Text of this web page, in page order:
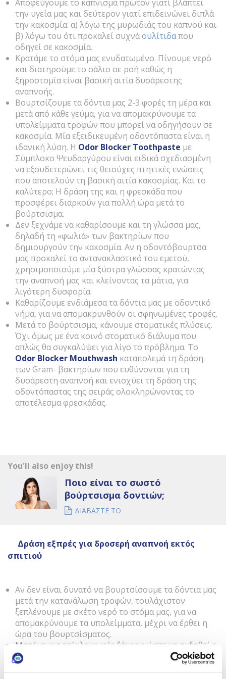
Αποφεύγουμε το κάπνισμα πρώτον γιατί βλάπτει
την υγεία μας και δεύτερον γιατί επιδεινώνει διπλά
την κακοσμία: α) λόγω της μυρωδιάς του καπνού και
β) λόγω του ότι προκαλεί συχνάουλίτιδαπου
οδηγεί σε κακοσμία.
Κρατάμε το στόμα μας ενυδατωμένο. Πίνουμε νερό
και διατηρούμε το σάλιο σε ροή καθώς η
ξηροστομία είναι βασική αιτία δυσάρεστης
αναπνοής.
Βουρτσίζουμε τα δόντια μας 2-3 φορές τη μέρα και
μετά από κάθε γεύμα, για να απομακρύνουμε τα
υπολείμματα τροφών που μπορεί να οδηγήσουν σε
κακοσμία. Μία εξειδικευμένη οδοντόπαστα είναι η
ιδανική λύση. Η Odor Blocker Toothpaste με
Σύμπλοκο Ψευδαργύρου είναι ειδικά σχεδιασμένη
να εξουδετερώνει τις θειούχες πτητικές ενώσεις
που αποτελούν τη βασική αιτία κακοσμίας. Και το
καλύτερο; Η δράση της και η φρεσκάδα που
προσφέρει διαρκούν για πολλή ώρα μετά το
βούρτσισμα.
Δεν ξεχνάμε να καθαρίσουμε και τη γλώσσα μας,
δηλαδή τη «φωλιά» των βακτηρίων που
δημιουργούν την κακοσμία. Αν η οδοντόβουρτσα
μας προκαλεί το αντανακλαστικό του εμετού,
χρησιμοποιούμε μία ξύστρα γλώσσας κρατώντας
την αναπνοή μας και κλείνοντας τα μάτια, για
λιγότερη δυσφορία.
Καθαρίζουμε ενδιάμεσα τα δόντια μας με οδοντικό
νήμα, για να απομακρυνθούν οι σφηνωμένες τροφές.
Μετά το βούρτσισμα, κάνουμε στοματικές πλύσεις.
Όχι όμως με ένα κοινό στοματικό διάλυμα που
απλώς θα συγκαλύψει για λίγο το πρόβλημα. To
Odor Blocker Mouthwash καταπολεμά τη δράση
των Gram- βακτηρίων που ευθύνονται για τη
δυσάρεστη αναπνοή και ενισχύει τη δράση της
οδοντόπαστας της σειράς ολοκληρώνοντας το
αποτέλεσμα φρεσκάδας.
You'll also enjoy this!
Ποιο είναι το σωστό
βούρτσισμα δοντιών;
ΔΙΑΒΑΣΤΕ ΤΟ
Δράση εξπρές για δροσερή αναπνοή εκτός
σπιτιού
Αν δεν είναι δυνατό να βουρτσίσουμε τα δόντια μας
μετά την κατανάλωση τροφών, τουλάχιστον
ξεπλένουμε με σκέτο νερό το στόμα μας, για να
απομακρύνουμε τα υπολείμματα, μέχρι να έρθει η
ώρα του βουρτσίσματος.
Μασάμε μια τσίχλα χωρίς ζάχαρη ώστε να αυξηθεί η
παραγωγή σάλιου, να ενυδατωθεί το στόμα και να
νιώσουμε μια αίσθηση προσωρινής φρεσκάδας